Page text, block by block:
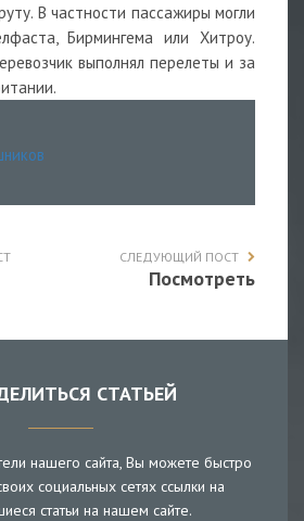
В частности пассажиры могли
Бирмингема или Хитроу.
выполнял перелеты и за
СЛЕДУЮЩИЙ ПОСТ
Посмотреть
СТАТЬЕЙ
нашего сайта, Вы можете быстро
социальных сетях ссылки на
статьи на нашем сайте.